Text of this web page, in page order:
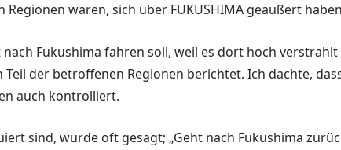
waren, sich über FUKUSHIMA geäußert
Fukushima fahren soll, weil es dort hoch
Teil der betroffenen Regionen berichtet. Ich dachte,
auch kontrolliert.
sind, wurde oft gesagt; „Geht nach Fukushima